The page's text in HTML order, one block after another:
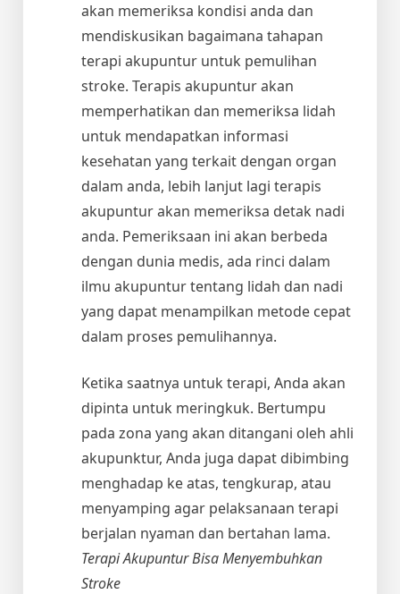
akan memeriksa kondisi anda dan
mendiskusikan bagaimana tahapan
terapi akupuntur untuk pemulihan
stroke. Terapis akupuntur akan
memperhatikan dan memeriksa lidah
untuk mendapatkan informasi
kesehatan yang terkait dengan organ
dalam anda, lebih lanjut lagi terapis
akupuntur akan memeriksa detak nadi
anda. Pemeriksaan ini akan berbeda
dengan dunia medis, ada rinci dalam
ilmu akupuntur tentang lidah dan nadi
yang dapat menampilkan metode cepat
dalam proses pemulihannya.
Ketika saatnya untuk terapi, Anda akan
dipinta untuk meringkuk. Bertumpu
pada zona yang akan ditangani oleh ahli
akupunktur, Anda juga dapat dibimbing
menghadap ke atas, tengkurap, atau
menyamping agar pelaksanaan terapi
berjalan nyaman dan bertahan lama.
Terapi Akupuntur Bisa Menyembuhkan
Stroke